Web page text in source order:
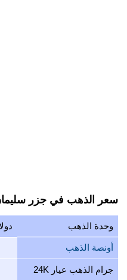
سعر الذهب في جزر
وحدة الذهب
أونصة الذهب
جرام الذهب عيار 24K